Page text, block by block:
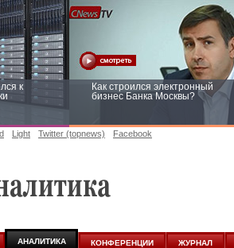
к
Как строился электронный
бизнес Банка Москвы?
Light Twitter (topnews) Facebook
АНАЛИТИКА КОНФЕРЕНЦИИ ЖУРНАЛ